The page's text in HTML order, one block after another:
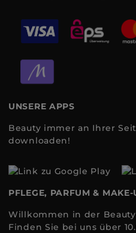
UNSERE APPS
Beauty immer an Ihrer
downloaden!
PFLEGE, PARFUM &
Willkommen in der
Finden Sie bei uns über